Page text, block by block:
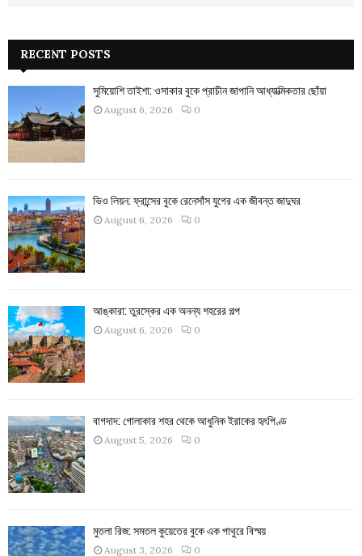
RECENT POSTS
সুমিয়োশি তাইশা: ওসাকার বুকে প্রাচীন জাপানি আধ্যাত্মিকতার ছোঁয়া
August 6, 2026 0
ভিও লিয়ন: ফ্রান্সের বুকে রেনেসাঁস যুগের এক জীবন্ত জাদুঘর
August 6, 2026 0
আঙ্কারা: তুরস্কের এক অনন্য শহরের গল্প
August 6, 2026 0
বাগদাদ: গোলাকার শহর থেকে আধুনিক ইরাকের হৃৎপিণ্ড
August 5, 2026 0
মুতলা রিজ: সমতল কুয়েতের বুকে এক পাথুরে বিস্ময়
August 3, 2026 0